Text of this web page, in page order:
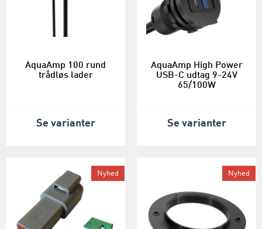
AquaAmp 100 rund
trådløs lader
Se varianter
AquaAmp High Power
USB-C udtag 9-24V
65/100W
Se varianter
Nyhed Nyhed